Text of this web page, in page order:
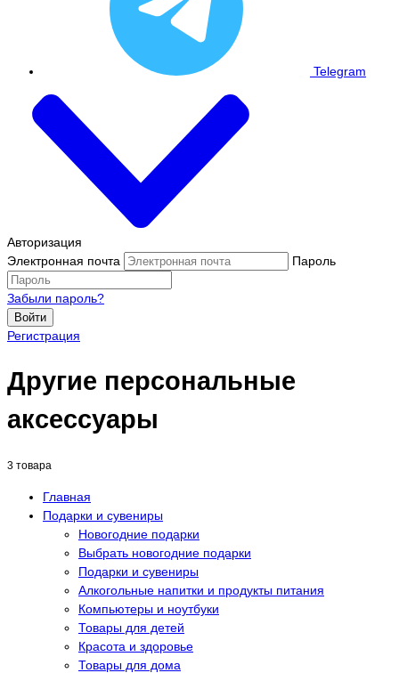
Telegram
Авторизация
Электронная почта
Пароль
Забыли пароль?
Войти
Регистрация
Другие персональные
аксессуары
3 товара
Главная
Подарки и сувениры
Новогодние подарки
Выбрать новогодние подарки
Подарки и сувениры
Алкогольные напитки и продукты питания
Компьютеры и ноутбуки
Товары для детей
Красота и здоровье
Товары для дома